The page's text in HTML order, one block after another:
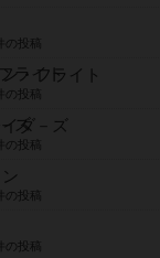
の投稿
・フライト
の投稿
ダ－ズ
の投稿
の投稿
の投稿